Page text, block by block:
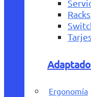
Racks
Ergonomía